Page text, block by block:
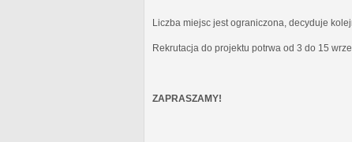
Liczba miejsc jest ograniczona, decyduje
Rekrutacja do projektu potrwa od 3 do 15
ZAPRASZAMY!